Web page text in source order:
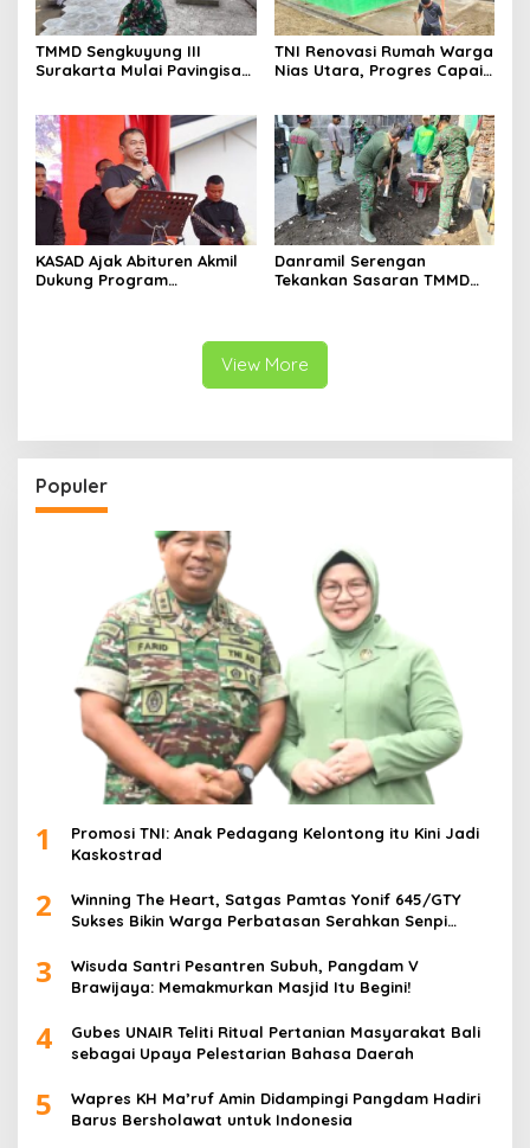
TMMD Sengkuyung III
Surakarta Mulai Pavingisasi
TNI Renovasi Rumah Warga
Nias Utara, Progres Capai
KASAD Ajak Abituren Akmil
Dukung Program
Danramil Serengan
Tekankan Sasaran TMMD
View More
Populer
1
Promosi TNI: Anak Pedagang Kelontong itu Kini Jadi
Kaskostrad
2
Winning The Heart, Satgas Pamtas Yonif 645/GTY
Sukses Bikin Warga Perbatasan Serahkan Senpi
3
Wisuda Santri Pesantren Subuh, Pangdam V
Brawijaya: Memakmurkan Masjid Itu Begini!
4
Gubes UNAIR Teliti Ritual Pertanian Masyarakat Bali
sebagai Upaya Pelestarian Bahasa Daerah
5
Wapres KH Ma’ruf Amin Didampingi Pangdam Hadiri
Barus Bersholawat untuk Indonesia